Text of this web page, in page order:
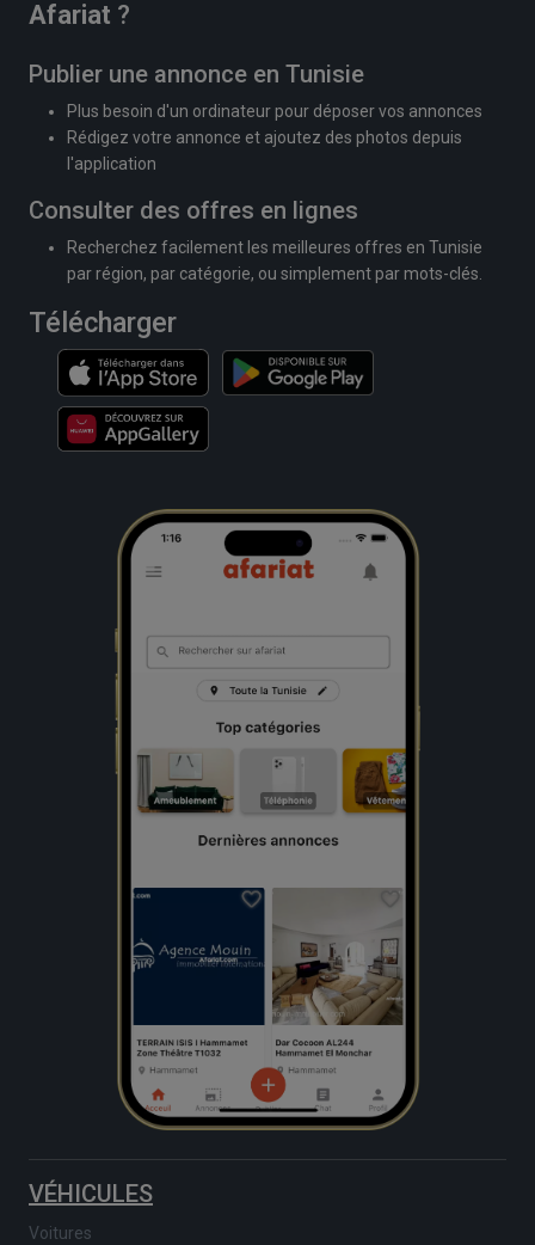
Afariat ?
Publier une annonce en Tunisie
Plus besoin d'un ordinateur pour déposer vos annonces
Rédigez votre annonce et ajoutez des photos depuis
l'application
Consulter des offres en lignes
Recherchez facilement les meilleures offres en Tunisie
par région, par catégorie, ou simplement par mots-clés.
Télécharger
VÉHICULES
Voitures